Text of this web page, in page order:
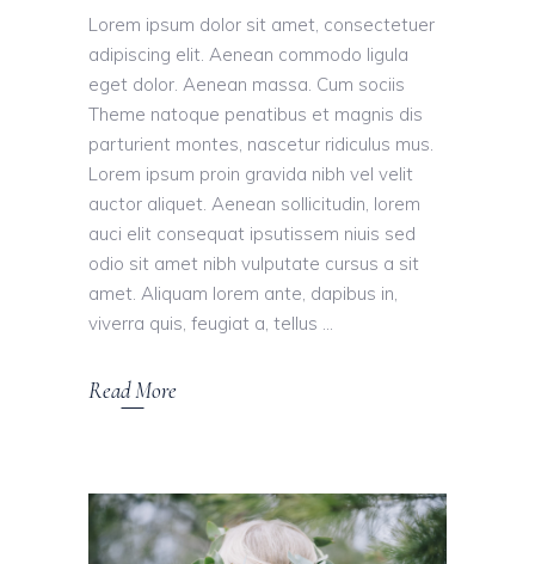
Lorem ipsum dolor sit amet, consectetuer
adipiscing elit. Aenean commodo ligula
eget dolor. Aenean massa. Cum sociis
Theme natoque penatibus et magnis dis
parturient montes, nascetur ridiculus mus.
Lorem ipsum proin gravida nibh vel velit
auctor aliquet. Aenean sollicitudin, lorem
auci elit consequat ipsutissem niuis sed
odio sit amet nibh vulputate cursus a sit
amet. Aliquam lorem ante, dapibus in,
viverra quis, feugiat a, tellus
Read More